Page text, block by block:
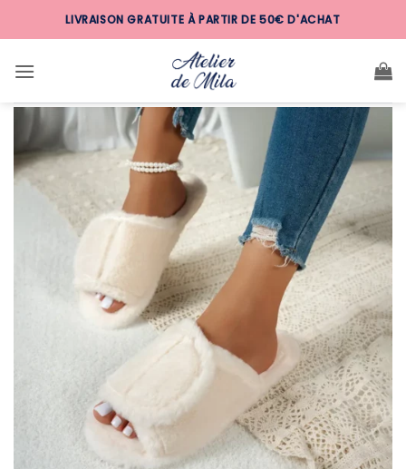
LIVRAISON GRATUITE À PARTIR DE 50€ D'ACHAT